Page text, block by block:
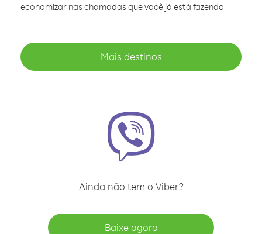
economizar nas chamadas que você já está fazendo
Mais destinos
Ainda não tem o Viber?
Baixe agora